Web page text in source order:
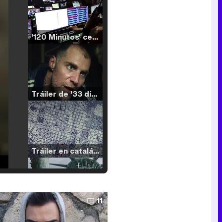
'120 Minutos' celebra sus 2.000 programas en Telemadrid con un vídeo del día a día en la redacción
Tráiler de '33 días', la nueva serie de Atresplayer con Julián Villagrán y José Manuel Poga
Tráiler en catalán de 'Ravalear', la nueva serie de HBO Max sobre los fondos buitre
Tráiler de la tercera temporada de 'The Walking Dead: Dead City' de AMC+
11